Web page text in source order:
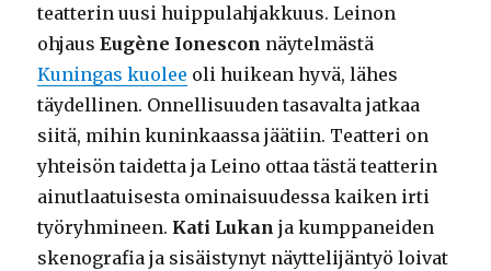
teatterin uusi huippulahjakkuus. Leinon
ohjausEugène Ionescon näytelmästä
Kuningas kuolee oli huikean hyvä, lähes
täydellinen. Onnellisuuden tasavalta jatkaa
siitä, mihin kuninkaassa jäätiin. Teatteri on
yhteisön taidetta ja Leino ottaa tästä teatterin
ainutlaatuisesta ominaisuudessa kaiken irti
työryhmineen. Kati Lukan ja kumppaneiden
skenografia ja sisäistynyt näyttelijäntyö loivat